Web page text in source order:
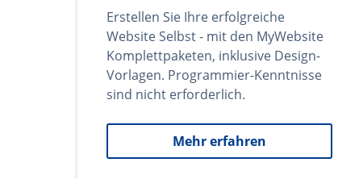
Erstellen Sie Ihre erfolgreiche
Website Selbst - mit den MyWebsite
Komplettpaketen, inklusive Design-
Vorlagen. Programmier-Kenntnisse
sind nicht erforderlich.
Mehr erfahren